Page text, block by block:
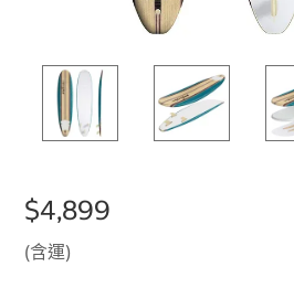
$4,899
(含運)